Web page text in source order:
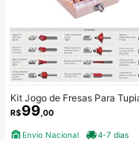
Kit Jogo de Fresas Para
eira 12 Peças
R$99 ,00
Envio Nacional 4-7 dias